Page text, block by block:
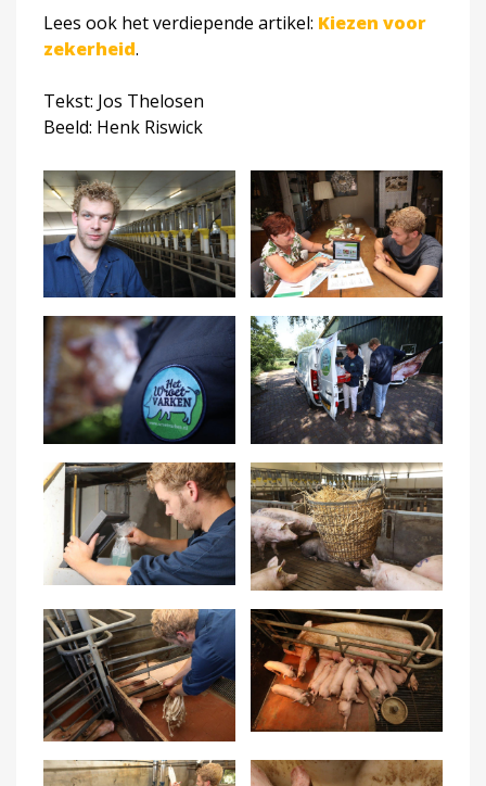
Lees ook het verdiepende artikel: Kiezen voor
zekerheid.
Tekst: Jos Thelosen
Beeld: Henk Riswick